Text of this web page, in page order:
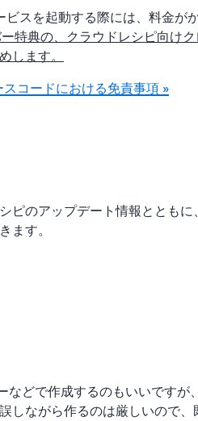
スを起動する際には、料金が
特典の、クラウドレシピ向け
します。
コードにおける免責事項 »
ピのアップデート情報とともに
ます。
などで作成するのもいいですが
しながら作るのは厳しいので、